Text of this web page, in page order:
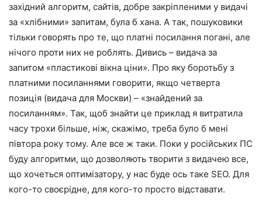
західний алгоритм, сайтів, добре закріпленими у видачі
за «хлібними» запитам, була б хана. А так, пошуковики
тільки говорять про те, що платні посилання погані, але
нічого проти них не роблять. Дивись – видача за
запитом «пластикові вікна ціни». Про яку боротьбу з
платними посиланнями говорити, якщо четверта
позиція (видача для Москви) – «знайдений за
посиланням». Так, щоб знайти це приклад я витратила
часу трохи більше, ніж, скажімо, треба було б мені
півтора року тому. Але все ж таки. Поки у російських ПС
буду алгоритми, що дозволяють творити з видачею все,
що хочеться оптимізатору, у нас буде ось таке SEO. Для
кого-то своєрідне, для кого-то просто відставати.